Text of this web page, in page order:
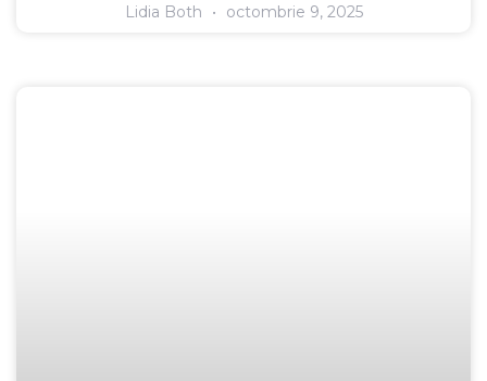
Lidia Both octombrie 9, 2025